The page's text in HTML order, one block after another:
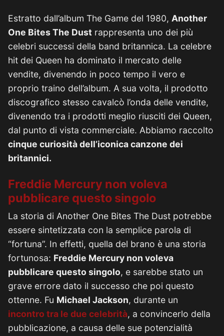
Estratto dall’album The Game del 1980, Another
One Bites The Dust rappresenta uno dei più
celebri successi della band britannica. La celebre
hit dei Queen ha dominato il mercato delle
vendite, divenendo in poco tempo il vero e
proprio traino dell’album. A sua volta, il prodotto
discografico stesso cavalcò l’onda delle vendite,
divenendo tra i prodotti meglio riusciti dei Queen,
dal punto di vista commerciale. Abbiamo raccolto
cinque curiosità dell’iconica canzone dei
britannici.
Freddie Mercury non voleva
pubblicare questo singolo
La storia di Another One Bites The Dust potrebbe
essere sintetizzata con la semplice parola di
“fortuna”. In effetti, quella del brano è una storia
fortunosa: Freddie Mercury non voleva
pubblicare questo singolo, e sarebbe stato un
grave errore dato il successo che poi questo
ottenne. Fu Michael Jackson, durante un
incontro tra le due celebrità, a convincerlo della
pubblicazione, a causa delle sue potenzialità